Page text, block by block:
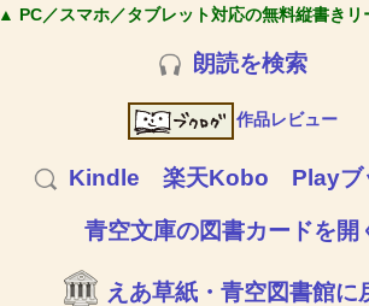
▲ PC／スマホ／タブレット対応の無料縦書き
朗読を検索
作品レビュー
Kindle 楽天Kobo Playブ
青空文庫の図書カードを開
えあ草紙・青空図書館に